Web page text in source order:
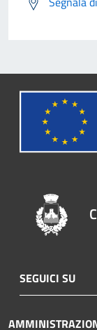
SEGUICI SU